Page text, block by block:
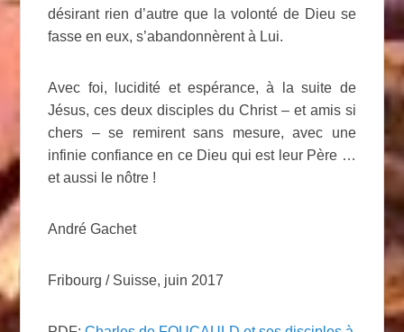
désirant rien d’autre que la volonté de Dieu se
fasse en eux, s’abandonnèrent à Lui.
Avec foi, lucidité et espérance, à la suite de
Jésus, ces deux disciples du Christ – et amis si
chers – se remirent sans mesure, avec une
infinie confiance en ce Dieu qui est leur Père …
et aussi le nôtre !
André Gachet
Fribourg / Suisse, juin 2017